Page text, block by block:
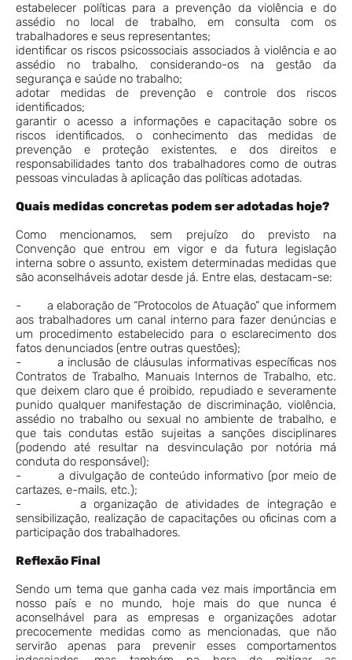
estabelecer políticas para a prevenção da violência e do
assédio no local de trabalho, em consulta com os
trabalhadores e seus representantes;
identificar os riscos psicossociais associados à violência e ao
assédio no trabalho, considerando-os na gestão da
segurança e saúde no trabalho;
adotar medidas de prevenção e controle dos riscos
identificados;
garantir o acesso a informações e capacitação sobre os
riscos identificados, o conhecimento das medidas de
prevenção e proteção existentes, e dos direitos e
responsabilidades tanto dos trabalhadores como de outras
pessoas vinculadas à aplicação das políticas adotadas.
Quais medidas concretas podem ser adotadas hoje?
Como mencionamos, sem prejuízo do previsto na
Convenção que entrou em vigor e da futura legislação
interna sobre o assunto, existem determinadas medidas que
são aconselháveis adotar desde já. Entre elas, destacam-se:
- a elaboração de “Protocolos de Atuação” que informem
aos trabalhadores um canal interno para fazer denúncias e
um procedimento estabelecido para o esclarecimento dos
fatos denunciados (entre outras questões);
- a inclusão de cláusulas informativas específicas nos
Contratos de Trabalho, Manuais Internos de Trabalho, etc.
que deixem claro que é proibido, repudiado e severamente
punido qualquer manifestação de discriminação, violência,
assédio no trabalho ou sexual no ambiente de trabalho, e
que tais condutas estão sujeitas a sanções disciplinares
(podendo até resultar na desvinculação por notória má
conduta do responsável);
- a divulgação de conteúdo informativo (por meio de
cartazes, e-mails, etc.);
- a organização de atividades de integração e
sensibilização, realização de capacitações ou oficinas com a
participação dos trabalhadores.
Reflexão Final
Sendo um tema que ganha cada vez mais importância em
nosso país e no mundo, hoje mais do que nunca é
aconselhável para as empresas e organizações adotar
precocemente medidas como as mencionadas, que não
servirão apenas para prevenir esses comportamentos